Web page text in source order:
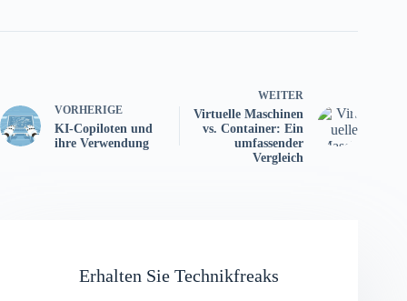
VORHERIGE
KI-Copiloten und
ihre Verwendung
WEITER
Virtuelle Maschinen
vs. Container: Ein
umfassender
Vergleich
Erhalten Sie Technikfreaks